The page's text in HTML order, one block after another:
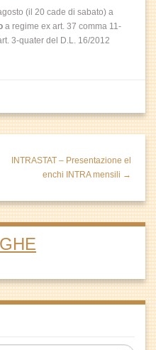
(il 20 cade di sabato) a
a regime ex art. 37 comma 11-
3-quater del D.L. 16/2012
INTRASTAT – Presentazione el
enchi INTRA mensili →